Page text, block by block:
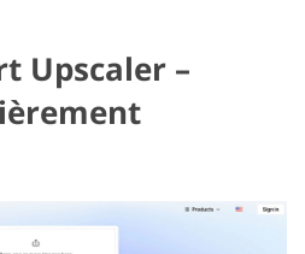
Upscaler –